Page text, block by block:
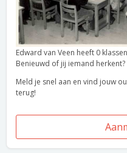
Edward van Veen heeft 0
Benieuwd of jij iemand herkent?
Meld je snel aan en vind jouw
terug!